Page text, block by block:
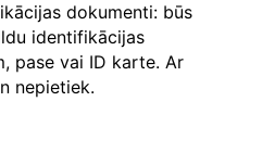
dokumenti: būs
identifikācijas
pase vai ID karte. Ar
nepietiek.